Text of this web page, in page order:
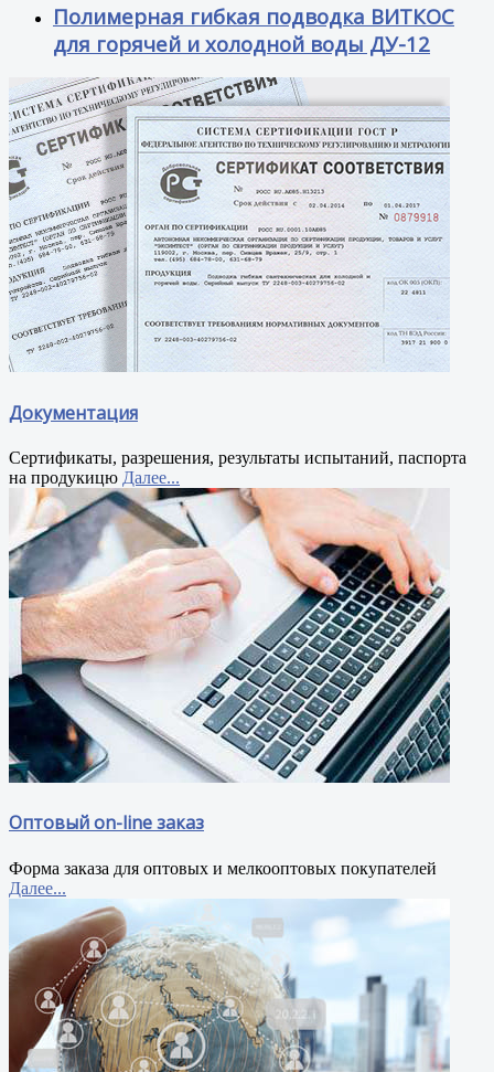
Полимерная гибкая подводка ВИТКОС
для горячей и холодной воды ДУ-12
Документация
Сертификаты, разрешения, результаты испытаний, паспорта
на продукицю Далее...
Оптовый on-line заказ
Форма заказа для оптовых и мелкооптовых покупателей
Далее...